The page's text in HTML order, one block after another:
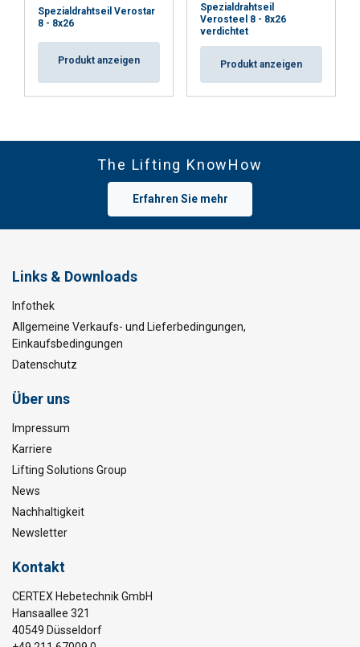
Spezialdrahtseil Verostar
8 - 8x26
Produkt anzeigen
Spezialdrahtseil
Verosteel 8 - 8x26
verdichtet
Produkt anzeigen
The Lifting KnowHow
Erfahren Sie mehr
Links & Downloads
Infothek
Allgemeine Verkaufs- und Lieferbedingungen,
Einkaufsbedingungen
Datenschutz
Über uns
Impressum
Karriere
Lifting Solutions Group
News
Nachhaltigkeit
Newsletter
Kontakt
CERTEX Hebetechnik GmbH
Hansaallee 321
40549 Düsseldorf